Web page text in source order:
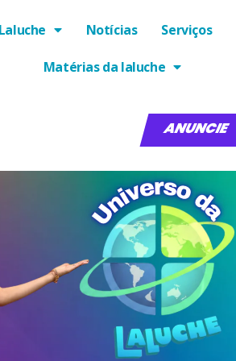
Notícias Serviços
Matérias da laluche
ANUNCIE